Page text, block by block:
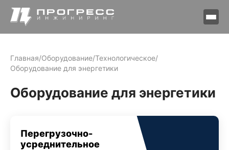
Главная/Оборудование/Технологическое/
Оборудование для энергетики
Оборудование для энергетики
Перегрузочно-
усреднительное